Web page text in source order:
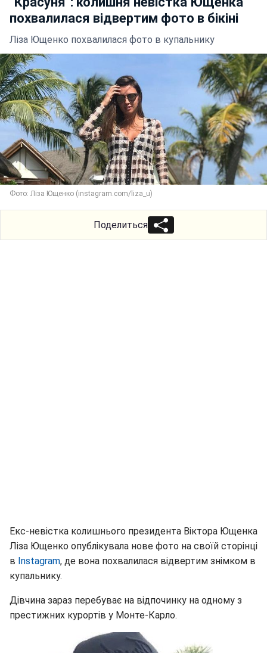
похвалилася відвертим фото в бікіні
Ліза Ющенко похвалилася фото в купальнику
Фото: Ліза Ющенко (instagram.com/liza_u)
Поделиться
Екс-невістка колишнього президента Віктора Ющенка
Ліза Ющенко опублікувала нове фото на своїй сторінці
в Instagram, де вона похвалилася відвертим знімком в
купальнику.
Дівчина зараз перебуває на відпочинку на одному з
престижних курортів у Монте-Карло.